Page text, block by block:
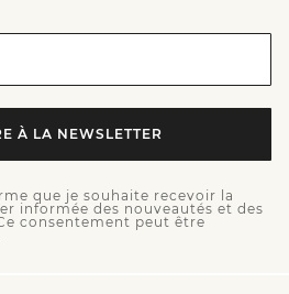
À LA NEWSLETTER
que je souhaite recevoir la
informée des nouveautés et des
consentement peut être